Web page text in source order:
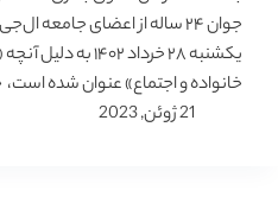
جوان ۲۴ ساله از اعضای جامعه
یکشنبه ۲۸ خرداد ۱۴۰۲
خانواده و اجتماع» عنوان شده
21 ژوئن, 2023